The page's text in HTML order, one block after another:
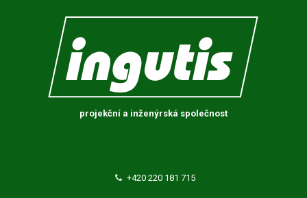
projekční a inženýrská společnost
+420 220 181 715